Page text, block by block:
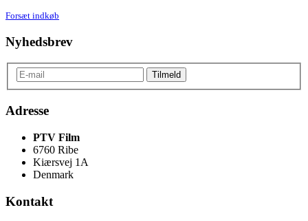
Forsæt indkøb
Nyhedsbrev
Adresse
PTV Film
6760 Ribe
Kiærsvej 1A
Denmark
Kontakt